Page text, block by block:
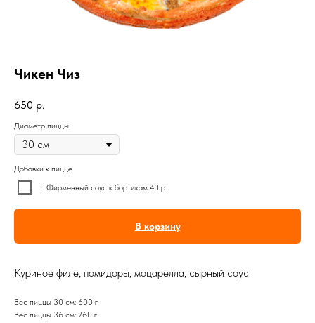
Чикен Чиз
650 р.
Диаметр пиццы
Добавки к пицце
+ Фирменный соус к бортикам 40 р.
В корзину
Куриное филе, помидоры, моцарелла, сырный соус
Вес пиццы 30 см: 600 г
Вес пиццы 36 см: 760 г